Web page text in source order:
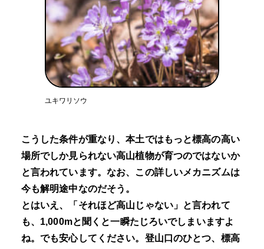
ユキワリソウ
こうした条件が重なり、本土ではもっと標高の高い
場所でしか見られない高山植物が育つのではないか
と言われています。なお、この詳しいメカニズムは
今も解明途中なのだそう。
とはいえ、「それほど高山じゃない」と言われて
も、1,000mと聞くと一瞬たじろいでしまいますよ
ね。でも安心してください。登山口のひとつ、標高